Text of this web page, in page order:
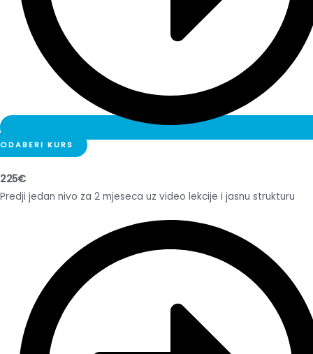
ODABERI KURS
225€
Predji jedan nivo za 2 mjeseca uz video lekcije i jasnu strukturu